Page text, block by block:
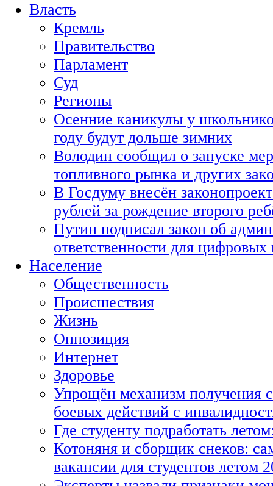
Власть
Кремль
Правительство
Парламент
Суд
Регионы
Осенние каникулы у
году будут дольше зимних
Володин сообщил о запуске
топливного рынка и других
В Госдуму внесён
рублей за рождение второго
Путин подписал закон об
ответственности для
Население
Общественность
Происшествия
Жизнь
Оппозиция
Интернет
Здоровье
Упрощён механизм получения
боевых действий с
Где студенту подработать
Котоняня и сборщик снеков:
вакансии для студентов летом